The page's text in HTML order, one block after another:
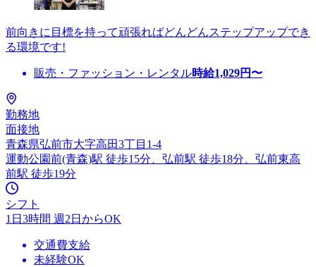
前向きに目標を持って頑張ればどんどんステップアップでき
る環境です!
販売・ファッション・レンタル時給1,029円〜
勤務地
面接地
青森県弘前市大字高田3丁目1-4
運動公園前(青森)駅 徒歩15分、弘前駅 徒歩18分、弘前東高
前駅 徒歩19分
シフト
1日3時間 週2日からOK
交通費支給
未経験OK